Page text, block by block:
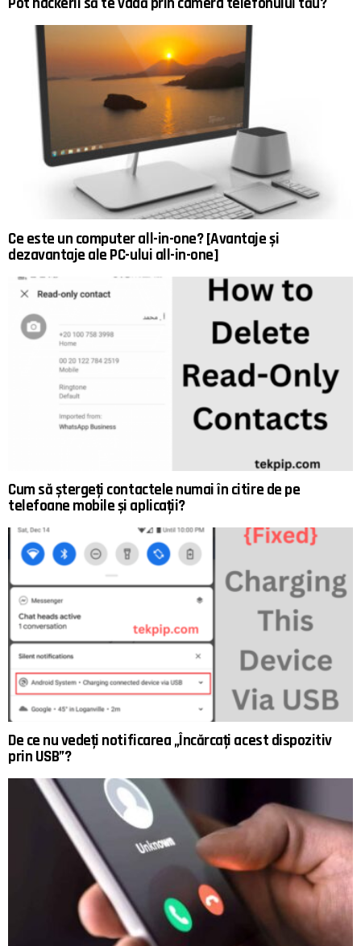
Ce este un computer all-in-one? [Avantaje și
dezavantaje ale PC-ului all-in-one]
Cum să ștergeți contactele numai în citire de pe
telefoane mobile și aplicații?
De ce nu vedeți notificarea „Încărcați acest dispozitiv
prin USB”?